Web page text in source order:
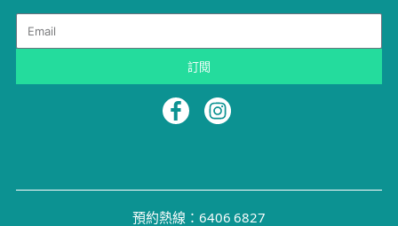
Email
訂閱
預約熱線：6406 6827